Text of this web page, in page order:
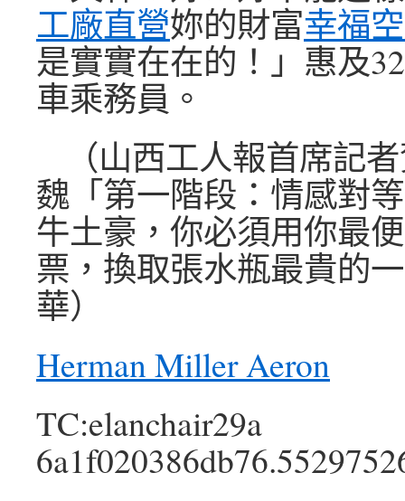
工廠直營妳的財富幸福
是實實在在的！」惠及
車乘務員。
（山西工人報首席記
魏「第一階段：情感對
牛土豪，你必須用你最
票，換取張水瓶最貴的
華）
Herman Miller Aeron
TC:elanchair29a